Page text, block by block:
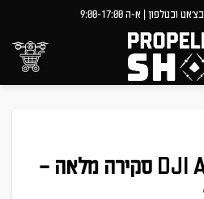
ובטלפון | א-ה 9:00-17:00
רחפן DJI Avata 360 סקירה מלאה –